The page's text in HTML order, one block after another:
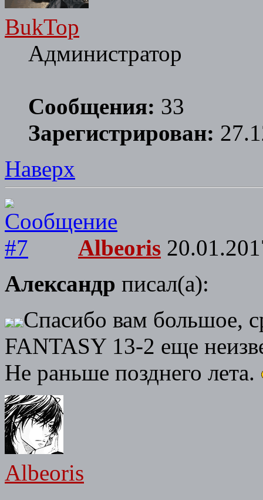
BukTop
Администратор
Сообщения: 33
Зарегистрирован:
Наверх
Albeoris
Александр писал(а):
Спасибо вам большое,
FANTASY 13-2 еще
Не раньше позднего лета.
Albeoris